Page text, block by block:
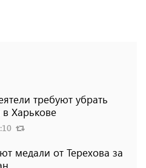
требуют убрать
Харькове
медали от Терехова за